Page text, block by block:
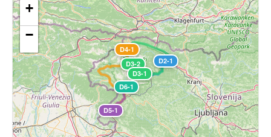
D2-1
D3-1
D3-2
D4-1
D5-1
D6-1
+
−